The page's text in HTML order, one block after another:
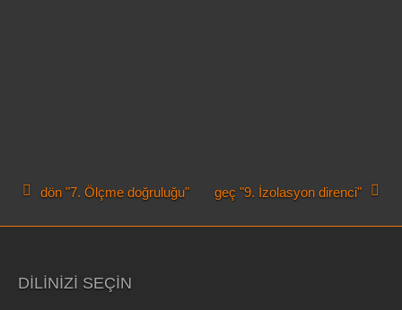
dön "7. Ölçme doğruluğu" geç "9. İzolasyon direnci"
DILINIZI SEÇIN